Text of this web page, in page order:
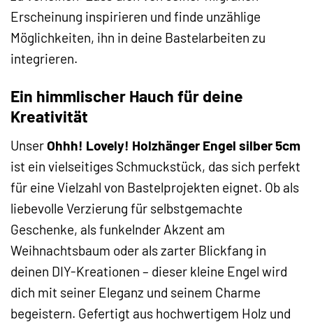
Erscheinung inspirieren und finde unzählige
Möglichkeiten, ihn in deine Bastelarbeiten zu
integrieren.
Ein himmlischer Hauch für deine
Kreativität
UnserOhhh! Lovely! Holzhänger Engel silber 5cm
ist ein vielseitiges Schmuckstück, das sich perfekt
für eine Vielzahl von Bastelprojekten eignet. Ob als
liebevolle Verzierung für selbstgemachte
Geschenke, als funkelnder Akzent am
Weihnachtsbaum oder als zarter Blickfang in
deinen DIY-Kreationen – dieser kleine Engel wird
dich mit seiner Eleganz und seinem Charme
begeistern. Gefertigt aus hochwertigem Holz und